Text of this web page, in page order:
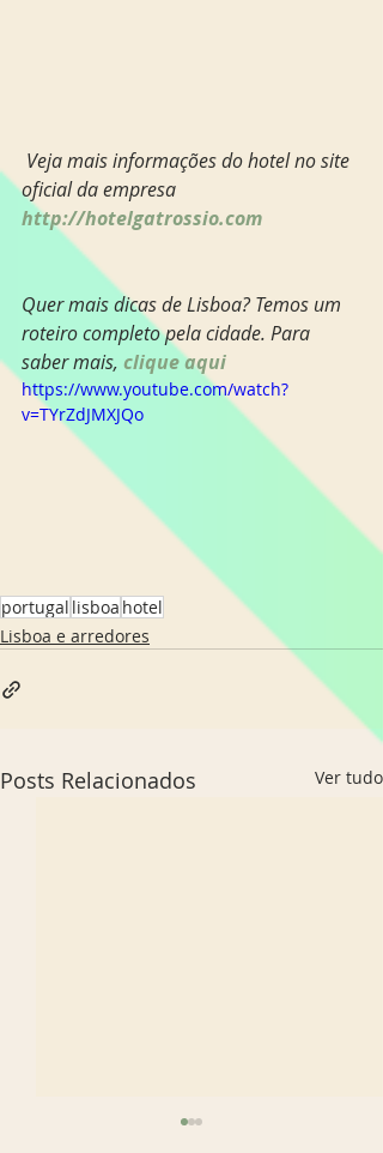
oficial da empresa
http://hotelgatrossio.com
Quer mais dicas de Lisboa? Temos um
roteiro completo pela cidade. Para
saber mais, clique aqui
https://www.youtube.com/watch?
v=TYrZdJMXJQo
portugal lisboa hotel
Lisboa e arredores
Posts Relacionados Ver tudo